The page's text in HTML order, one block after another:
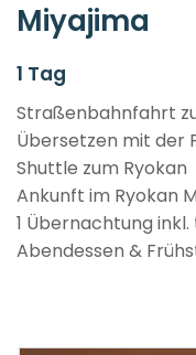
Miyajima
1 Tag
Straßenbahnfahrt
Übersetzen mit der
Shuttle zum Ryokan
Ankunft im Ryokan
1 Übernachtung
Abendessen &